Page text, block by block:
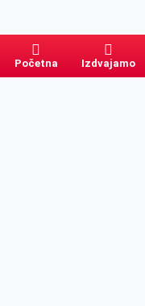
Početna Izdvajamo